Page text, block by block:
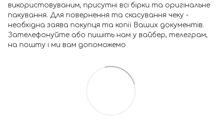
використовуваним, присутні всі бірки та оригінальне
пакування. Для повернення та скасування чеку -
необхідна заява покупця та копії Ваших документів.
Зателефонуйте або пишіть нам у вайбер, телеграм,
на пошту і ми вам допоможемо